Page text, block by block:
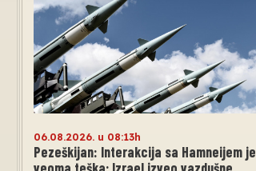
06.08.2026. u 08:13h
Pezeškijan: Interakcija sa Hamneijem je